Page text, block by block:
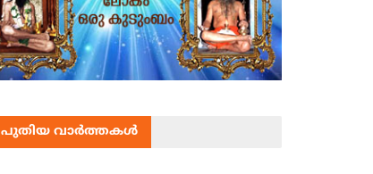
പുതിയ വാർത്തകൾ